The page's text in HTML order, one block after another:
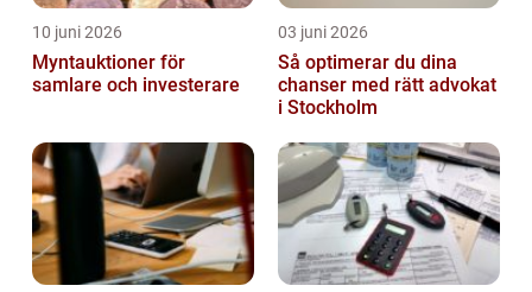
10 juni 2026
Myntauktioner för
samlare och investerare
03 juni 2026
Så optimerar du dina
chanser med rätt advokat
i Stockholm